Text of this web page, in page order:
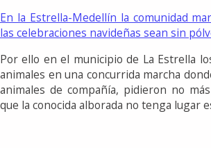
En la Estrella-Medellín la comunidad
las celebraciones navideñas sean sin
Por ello en el municipio de La Estrella
animales en una concurrida marcha
animales de compañía, pidieron no
que la conocida alborada no tenga lugar